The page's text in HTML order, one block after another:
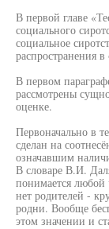
В первой главе
социального
социальное
распространения
В первом
рассмотрены
оценке.
Первоначально в
сделан на
означавшим
В словаре В.И.
понимается любой
нет родителей -
родни. Вообще
этом значении и